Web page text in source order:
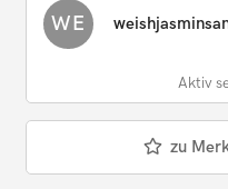
WE
Aktiv
zu